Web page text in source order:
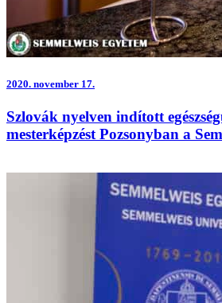
2020. november 17.
Szlovák nyelven indított
mesterképzést Pozsonyban a